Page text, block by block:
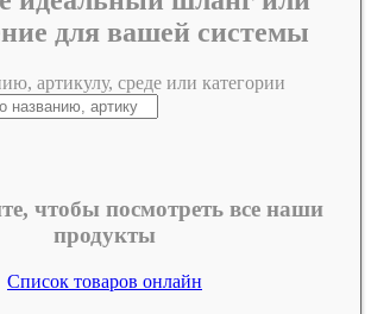
для вашей системы
артикулу, среде или категории
чтобы посмотреть все наши
продукты
Список товаров онлайн